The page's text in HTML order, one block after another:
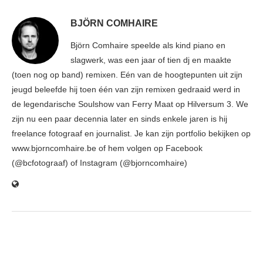
BJÖRN COMHAIRE
Björn Comhaire speelde als kind piano en
slagwerk, was een jaar of tien dj en maakte
(toen nog op band) remixen. Eén van de hoogtepunten uit zijn
jeugd beleefde hij toen één van zijn remixen gedraaid werd in
de legendarische Soulshow van Ferry Maat op Hilversum 3. We
zijn nu een paar decennia later en sinds enkele jaren is hij
freelance fotograaf en journalist. Je kan zijn portfolio bekijken op
www.bjorncomhaire.be of hem volgen op Facebook
(@bcfotograaf) of Instagram (@bjorncomhaire)